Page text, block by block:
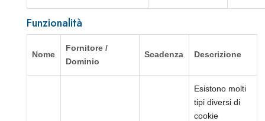
Funzionalità
Nome
Fornitore /
Dominio
Scadenza Descrizione
Esistono molti
tipi diversi di
cookie